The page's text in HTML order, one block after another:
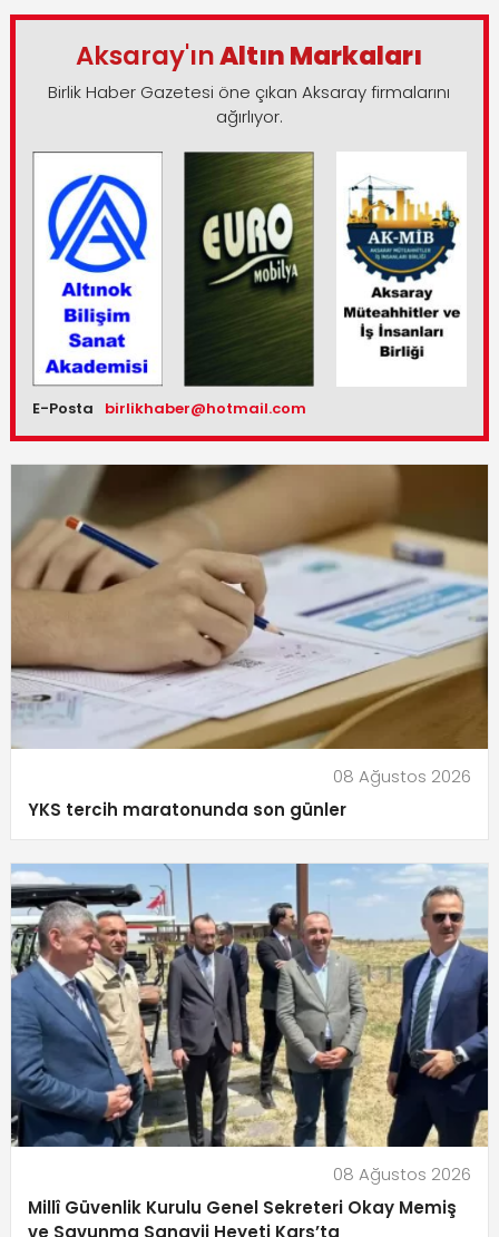
Aksaray'ınAltın Markaları
Birlik Haber Gazetesi öne çıkan Aksaray firmalarını
ağırlıyor.
E-Posta birlikhaber@hotmail.com
08 Ağustos 2026
YKS tercih maratonunda son günler
08 Ağustos 2026
Millî Güvenlik Kurulu Genel Sekreteri Okay Memiş
ve Savunma Sanayii Heyeti Kars’ta